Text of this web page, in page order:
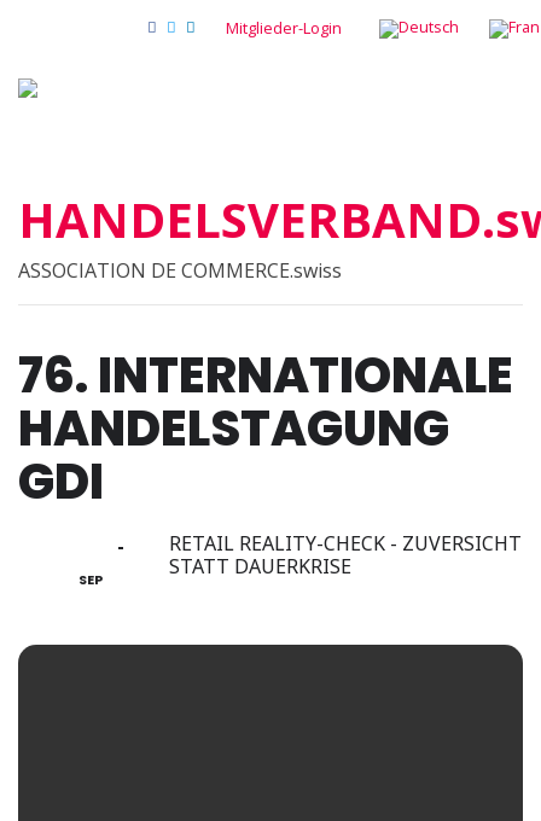
Mitglieder-Login
ASSOCIATION DE COMMERCE.swiss
76. INTERNATIONALE
HANDELSTAGUNG
GDI
SEP
RETAIL REALITY-CHECK - ZUVERSICHT
STATT DAUERKRISE